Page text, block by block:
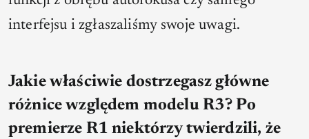
interfejsu i zgłaszaliśmy swoje uwagi.
Jakie właściwie dostrzegasz główne
różnice względem modelu R3? Po
premierze R1 niektórzy twierdzili, że